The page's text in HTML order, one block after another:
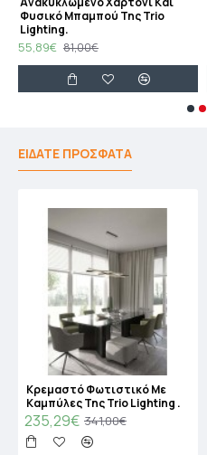
Φυσικό Μπαμπού Της Trio
Lighting.
55,89€ 81,00€
ΕΙΔΑΤΕ ΠΡΟΣΦΑΤΑ
Κρεμαστό Φωτιστικό Με
Καμπύλες Της Trio Lighting .
235,29€ 341,00€